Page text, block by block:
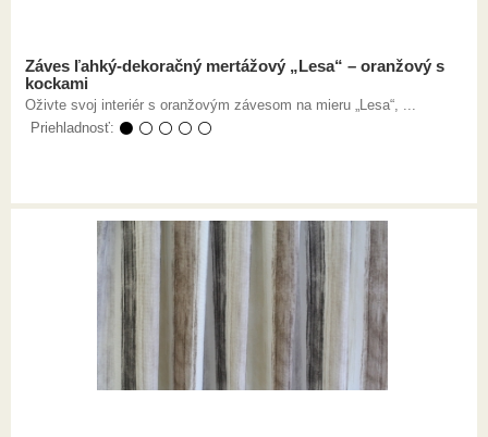
Záves ľahký-dekoračný mertážový „Lesa“ – oranžový s
kockami
Oživte svoj interiér s oranžovým závesom na mieru „Lesa“, ...
Priehladnosť: ⚫ ⚪ ⚪ ⚪ ⚪